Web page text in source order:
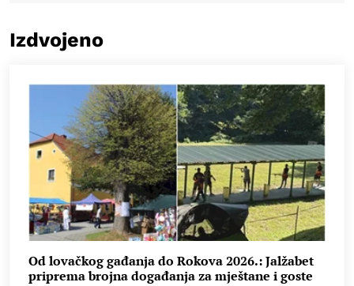
Izdvojeno
Od lovačkog gađanja do Rokova 2026.: Jalžabet
priprema brojna događanja za mještane i goste